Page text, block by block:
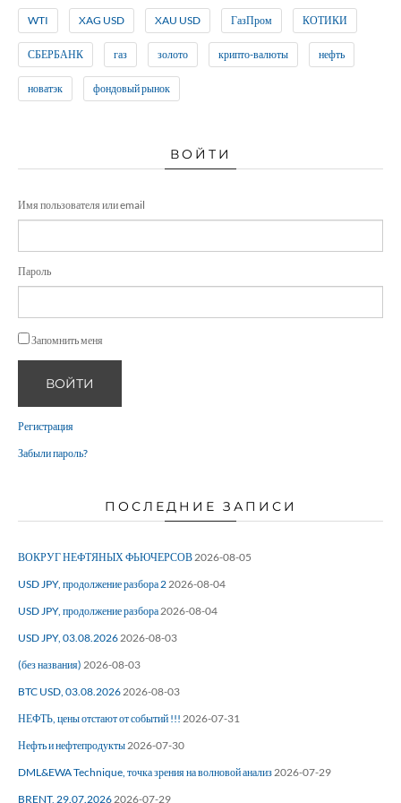
WTI XAG USD XAU USD ГазПром КОТИКИ
СБЕРБАНК газ золото крипто-валюты нефть
новатэк фондовый рынок
ВОЙТИ
Имя пользователя или email
Пароль
Запомнить меня
ВОЙТИ
Регистрация
Забыли пароль?
ПОСЛЕДНИЕ ЗАПИСИ
ВОКРУГ НЕФТЯНЫХ ФЬЮЧЕРСОВ2026-08-05
USD JPY, продолжение разбора 22026-08-04
USD JPY, продолжение разбора2026-08-04
USD JPY, 03.08.20262026-08-03
(без названия) 2026-08-03
BTC USD, 03.08.20262026-08-03
НЕФТЬ, цены отстают от событий !!! 2026-07-31
Нефть и нефтепродукты2026-07-30
DML&EWA Technique, точка зрения на волновой анализ2026-07-29
BRENT, 29.07.20262026-07-29